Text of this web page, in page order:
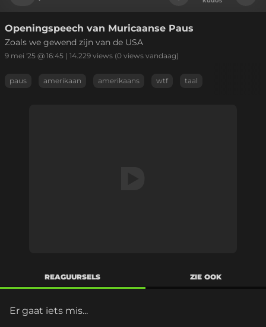
Link kopiëren
Openingspeech van Muricaanse Paus
Zoals we gewend zijn van de USA
9 mei '25 @ 16:45 | 14.229 views (0 views vandaag)
paus amerikaan amerikaans wtf taal
REAGUURSELS ZIE OOK
Er gaat iets mis...